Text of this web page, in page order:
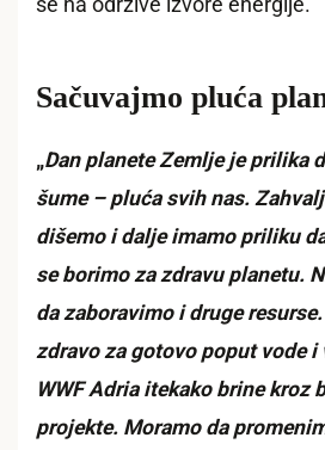
se na održive izvore energije.
Sačuvajmo pluća
„Dan planete Zemlje je prilika
šume – pluća svih nas.
dišemo i dalje imamo priliku
se borimo za zdravu planetu.
da zaboravimo i druge
zdravo za gotovo poput vode i
WWF Adria itekako brine kroz
projekte. Moramo da